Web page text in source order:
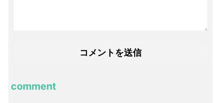
comment